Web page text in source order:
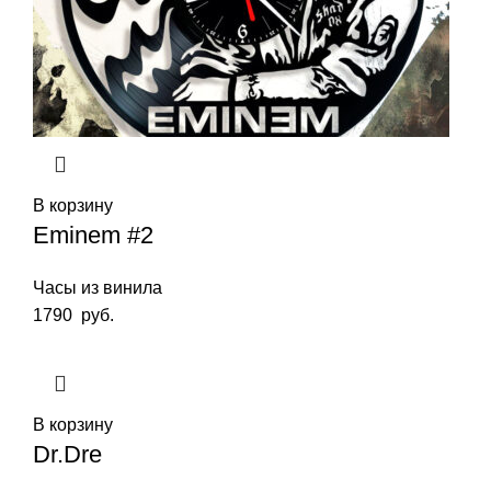
В корзину
Eminem #2
Часы из винила
1790 руб.
В корзину
Dr.Dre